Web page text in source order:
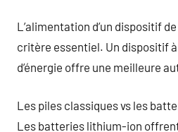
L’alimentation d’un dispositif
critère essentiel. Un dispositif
d’énergie offre une meilleure
Les piles classiques vs les
Les batteries lithium-ion